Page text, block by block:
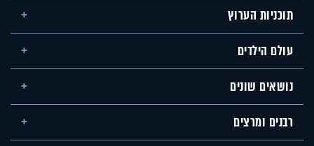
תוכניות הערוץ
עולם הילדים
נושאים שונים
רבנים ומרצים